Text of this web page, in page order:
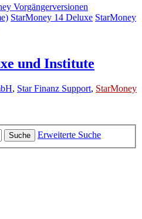
Vorgängerversionen
StarMoney 14 Deluxe StarMoney
und Institute
, Star Finanz Support, StarMoney
Suche
Erweiterte Suche